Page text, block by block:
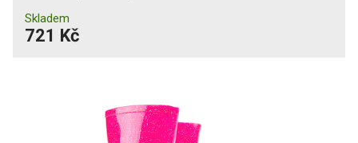
Skladem
721 Kč